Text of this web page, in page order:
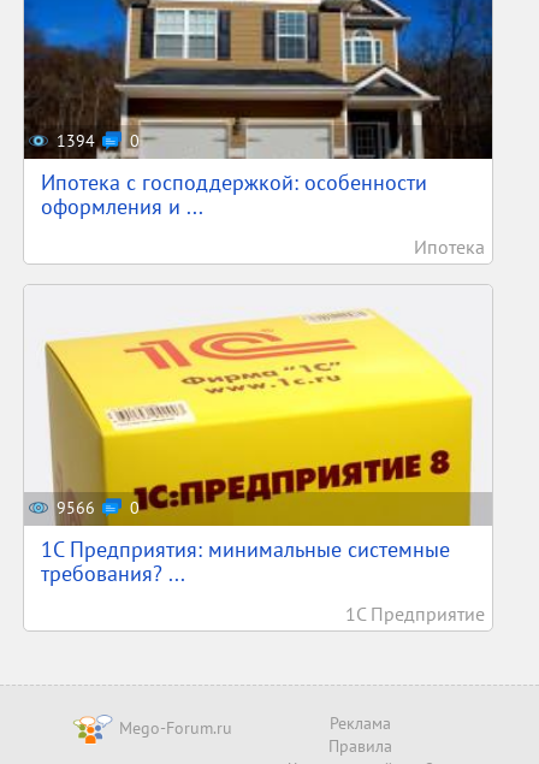
1394 0
Ипотека с господдержкой: особенности
оформления и ...
Ипотека
9566 0
1С Предприятия: минимальные системные
требования? ...
1С Предприятие
Mego-Forum.ru
Реклама
Правила